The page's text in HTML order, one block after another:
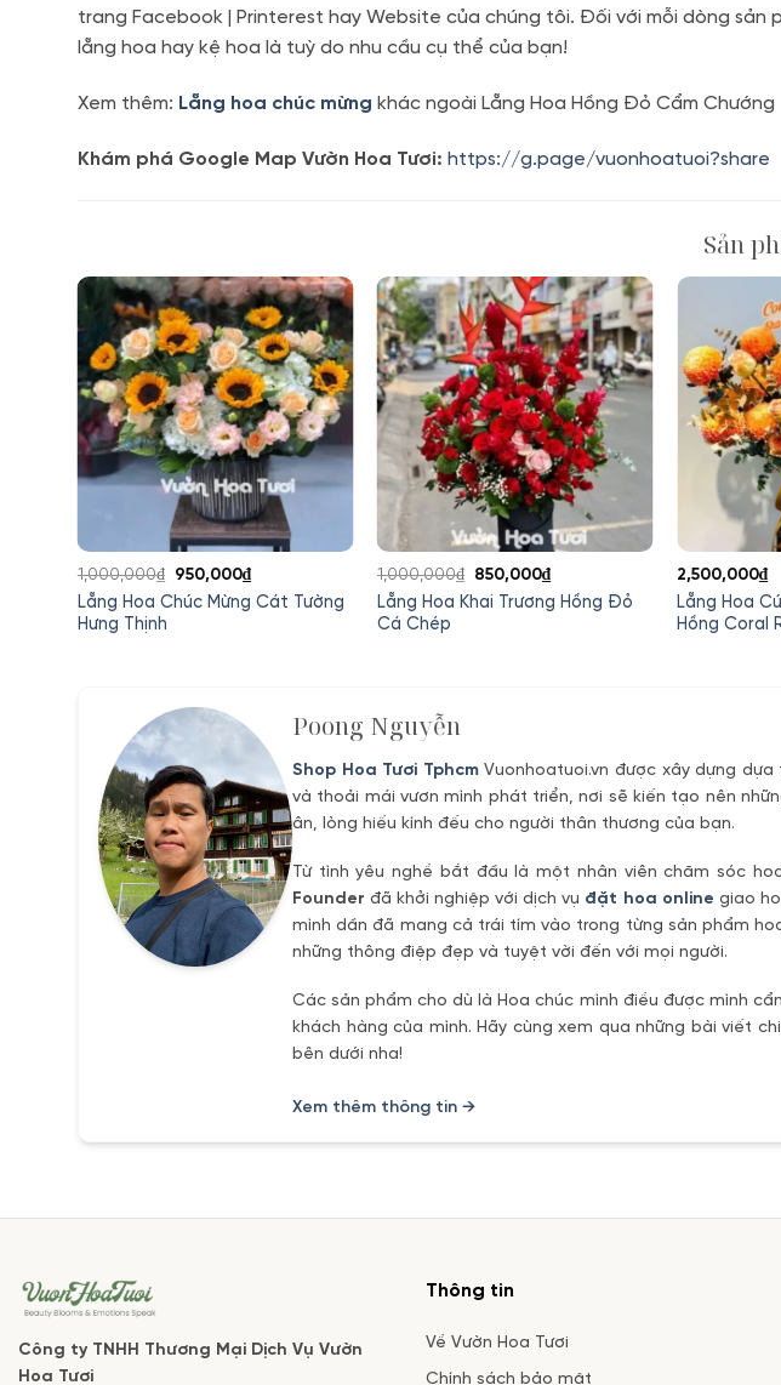
trang Facebook | Printerest hay Website của chúng tôi. Đối với mỗi dòng
lẵng hoa hay kệ hoa là tuỳ do nhu cầu cụ thể của bạn!
Xem thêm: Lẵng hoa chúc mừng khác ngoài Lẵng Hoa Hồng Đỏ Cẩm Chướng
Khám phá Google Map Vườn Hoa Tươi: https://g.page/vuonhoatuoi?share
Sản
Lẵng Hoa Chúc Mừng Cát Tường
Hưng Thịnh
1,000,000₫
Giá
gốc
950,000₫Giá
hiện
Lẵng Hoa Khai Trương Hồng Đỏ
Cá Chép
1,000,000₫
Giá
gốc
850,000₫Giá
hiện
Lẵng Hoa
Hồng Coral
2,500,000₫
Poong Nguyễn
Shop Hoa Tươi TphcmVuonhoatuoi.vn được xây dựng
và thoải mái vươn mình phát triển, nơi sẽ kiến tạo nên
ân, lòng hiếu kính đếu cho người thân thương của bạn.
Từ tình yêu nghề bắt đầu là một nhân viên chăm sóc
Founder đã khởi nghiệp với dịch vụ đặt hoa online giao
mình dần đã mang cả trái tím vào trong từng sản phẩm
những thông điệp đẹp và tuyệt vời đến với mọi người.
Các sản phẩm cho dù là Hoa chúc mình điều được mình
khách hàng của mình. Hãy cùng xem qua những bài viết
bên dưới nha!
Xem thêm thông tin →
Công ty TNHH Thương Mại Dịch Vụ Vườn
Hoa Tươi
Thông tin
Về Vườn Hoa Tươi
Chính sách bảo mật